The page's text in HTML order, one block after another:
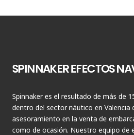
SPINNAKER EFECTOS
Spinnaker es el resultado de más de
dentro del sector náutico en Valencia
asesoramiento en la venta de
como de ocasión. Nuestro equipo de